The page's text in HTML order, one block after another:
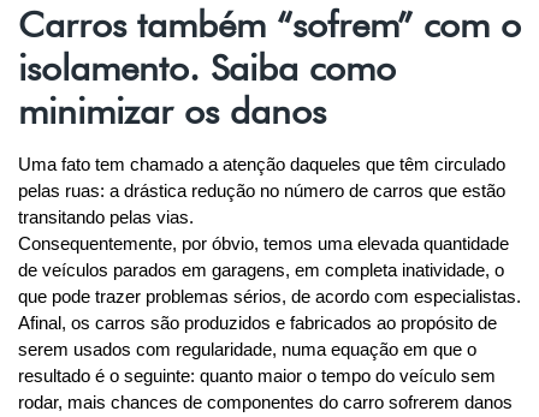
Carros também “sofrem” com o
isolamento. Saiba como
minimizar os danos
Uma fato tem chamado a atenção daqueles que têm circulado
pelas ruas: a drástica redução no número de carros que estão
transitando pelas vias.
Consequentemente, por óbvio, temos uma elevada quantidade
de veículos parados em garagens, em completa inatividade, o
que pode trazer problemas sérios, de acordo com especialistas.
Afinal, os carros são produzidos e fabricados ao propósito de
serem usados com regularidade, numa equação em que o
resultado é o seguinte: quanto maior o tempo do veículo sem
rodar, mais chances de componentes do carro sofrerem danos